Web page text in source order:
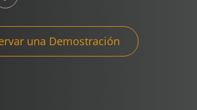
una Demostración